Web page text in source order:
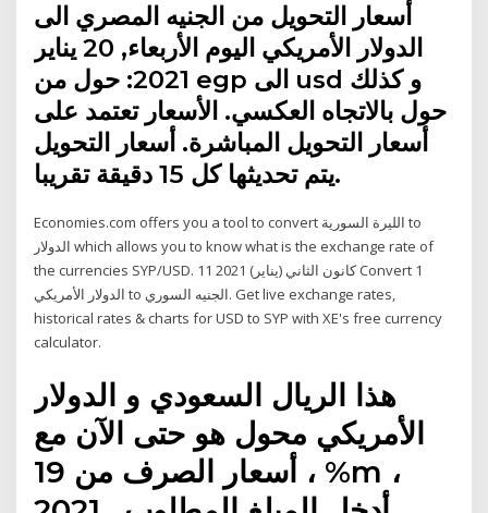
أسعار التحويل من الجنيه المصري الى
الدولار الأمريكي اليوم الأربعاء, 20 يناير
2021: حول من egp الى usd و كذلك
حول بالاتجاه العكسي. الأسعار تعتمد على
أسعار التحويل المباشرة. أسعار التحويل
يتم تحديثها كل 15 دقيقة تقريبا.
Economies.com offers you a tool to convert الليرة السورية to
الدولار which allows you to know what is the exchange rate of
the currencies SYP/USD. 11 كانون الثاني (يناير) 2021 Convert 1
الدولار الأمريكي to الجنيه السوري. Get live exchange rates,
historical rates & charts for USD to SYP with XE's free currency
calculator.
هذا الريال السعودي و الدولار
الأمريكي محول هو حتى الآن مع
أسعار الصرف من 19 ، %m ،